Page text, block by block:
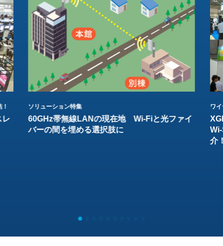
レ
ソリューション特集
60GHz帯無線LANの現在地 Wi-Fiと光ファイ
バーの間を埋める選択肢に
ワ
介